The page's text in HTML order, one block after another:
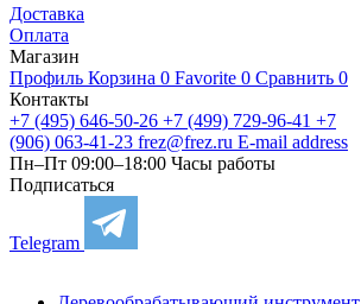
Доставка
Оплата
Магазин
Профиль Корзина 0 Favorite 0 Сравнить 0
Контакты
+7 (495) 646-50-26 +7 (499) 729-96-41 +7
(906) 063-41-23 frez@frez.ru E-mail address
Пн–Пт 09:00–18:00 Часы работы
Подписаться
Telegram